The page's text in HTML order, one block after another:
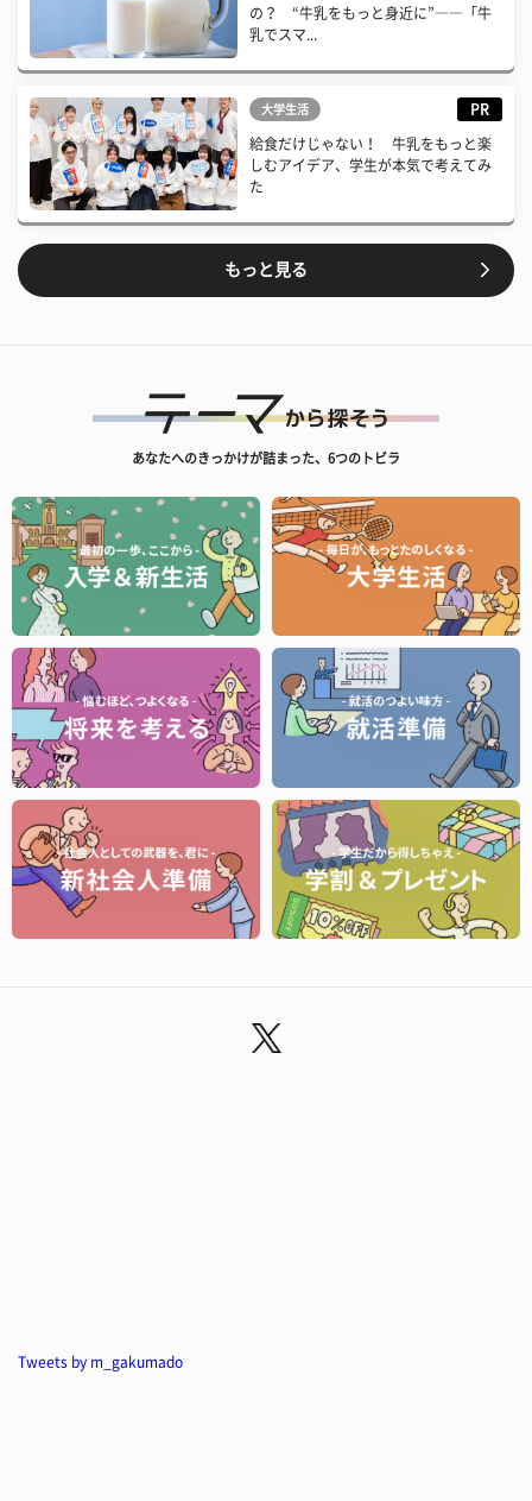
の？ “牛乳をもっと身近に”――「牛
乳でスマ...
大学生活 PR
給食だけじゃない！ 牛乳をもっと楽
しむアイデア、学生が本気で考えてみ
た
もっと見る
あなたへのきっかけが詰まった、6つのトビラ
Tweets by m_gakumado